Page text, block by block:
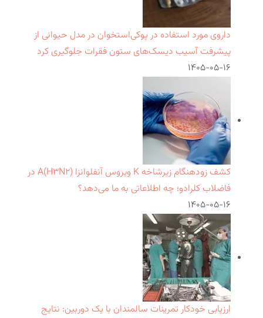
داروی مورد استفاده در پوکی‌استخوان در مدل حیوانی از
پیشرفت آسیب دیسک‌های ستون فقرات جلوگیری کرد
۱۴۰۵-۰۵-۱۶
کشف زودهنگام زیرشاخه K ویروس آنفلوانزا A(H۳N۲) در
فاضلاب کلرادو؛ چه اطلاعاتی به ما می‌دهد؟
۱۴۰۵-۰۵-۱۶
ارزیابی خودکار تمرینات سالمندان با یک دوربین: نتایج